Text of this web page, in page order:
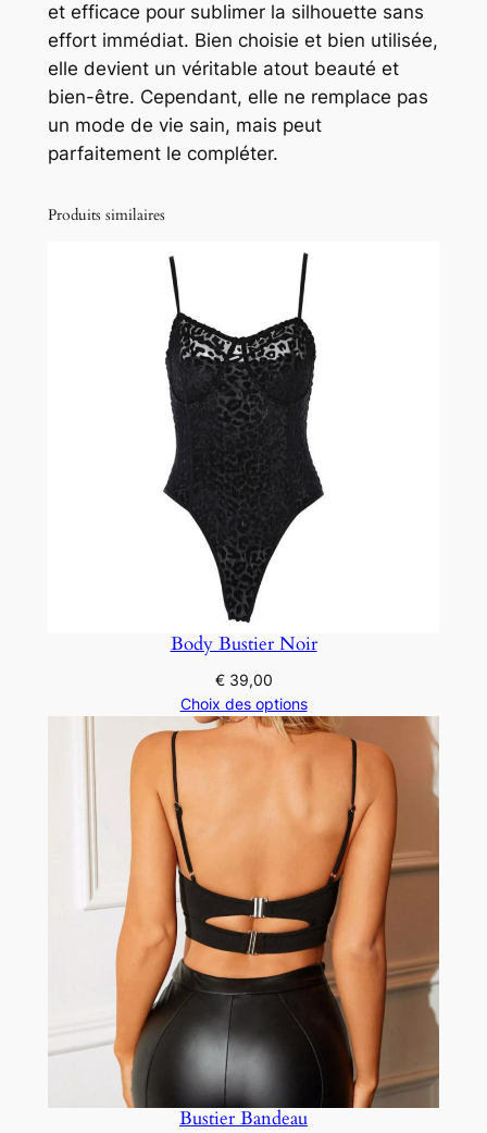
et efficace pour sublimer la silhouette sans
effort immédiat. Bien choisie et bien utilisée,
elle devient un véritable atout beauté et
bien-être. Cependant, elle ne remplace pas
un mode de vie sain, mais peut
parfaitement le compléter.
Produits similaires
Body Bustier Noir
€39,00
Choix des options
Bustier Bandeau